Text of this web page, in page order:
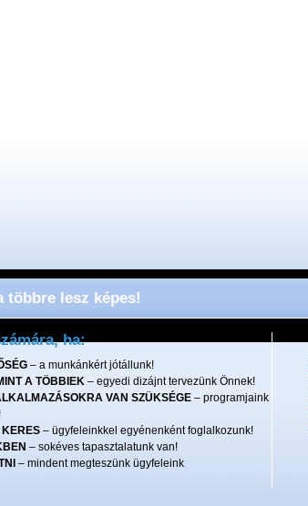
többre lesz képes!
ha:
– a munkánkért jótállunk!
A TÖBBIEK – egyedi dizájnt tervezünk Önnek!
VAN SZÜKSÉGE – programjaink
KERES – ügyfeleinkkel egyénenként foglalkozunk!
– sokéves tapasztalatunk van!
– mindent megteszünk ügyfeleink